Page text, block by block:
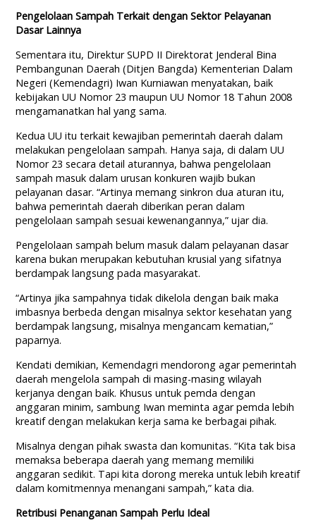
Pengelolaan Sampah Terkait dengan Sektor Pelayanan
Dasar Lainnya
Sementara itu, Direktur SUPD II Direktorat Jenderal Bina
Pembangunan Daerah (Ditjen Bangda) Kementerian Dalam
Negeri (Kemendagri) Iwan Kurniawan menyatakan, baik
kebijakan UU Nomor 23 maupun UU Nomor 18 Tahun 2008
mengamanatkan hal yang sama.
Kedua UU itu terkait kewajiban pemerintah daerah dalam
melakukan pengelolaan sampah. Hanya saja, di dalam UU
Nomor 23 secara detail aturannya, bahwa pengelolaan
sampah masuk dalam urusan konkuren wajib bukan
pelayanan dasar. “Artinya memang sinkron dua aturan itu,
bahwa pemerintah daerah diberikan peran dalam
pengelolaan sampah sesuai kewenangannya,” ujar dia.
Pengelolaan sampah belum masuk dalam pelayanan dasar
karena bukan merupakan kebutuhan krusial yang sifatnya
berdampak langsung pada masyarakat.
“Artinya jika sampahnya tidak dikelola dengan baik maka
imbasnya berbeda dengan misalnya sektor kesehatan yang
berdampak langsung, misalnya mengancam kematian,”
paparnya.
Kendati demikian, Kemendagri mendorong agar pemerintah
daerah mengelola sampah di masing-masing wilayah
kerjanya dengan baik. Khusus untuk pemda dengan
anggaran minim, sambung Iwan meminta agar pemda lebih
kreatif dengan melakukan kerja sama ke berbagai pihak.
Misalnya dengan pihak swasta dan komunitas. “Kita tak bisa
memaksa beberapa daerah yang memang memiliki
anggaran sedikit. Tapi kita dorong mereka untuk lebih kreatif
dalam komitmennya menangani sampah,” kata dia.
Retribusi Penanganan Sampah Perlu Ideal